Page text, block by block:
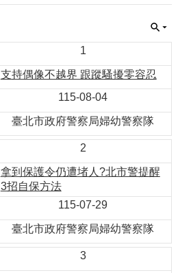
1
支持偶像不越界 跟蹤騷擾零容忍
115-08-04
臺北市政府警察局婦幼警察隊
2
拿到保護令仍遭堵人?北市警提醒
3招自保方法
115-07-29
臺北市政府警察局婦幼警察隊
3